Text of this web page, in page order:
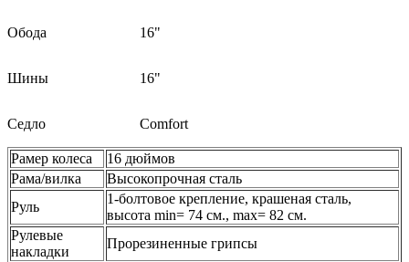
Обода 16"
Шины 16"
Седло Comfort
Рамер колеса
16 дюймов
Рама/вилка
Высокопрочная сталь
Руль
1-болтовое крепление, крашеная сталь,
высота min= 74 см., max= 82 см.
Рулевые
накладки
Прорезиненные грипсы